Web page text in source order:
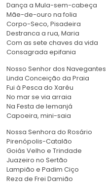
Dança a Mula-sem-cabeça
Mãe-de-ouro na folia
Corpo-Seco, Pisadeira
Destranca a rua, Maria
Com as sete chaves da vida
Consagrada epifania
Nosso Senhor dos Navegantes
Linda Conceição da Praia
Fui à Pesca do Xaréu
No mar se via arraia
Na Festa de Iemanjá
Capoeira, mini-saia
Nossa Senhora do Rosário
Pirenópolis-Catalão
Goiás Velho e Trindade
Juazeiro no Sertão
Lampião e Padim Ciço
Reza de Frei Damião